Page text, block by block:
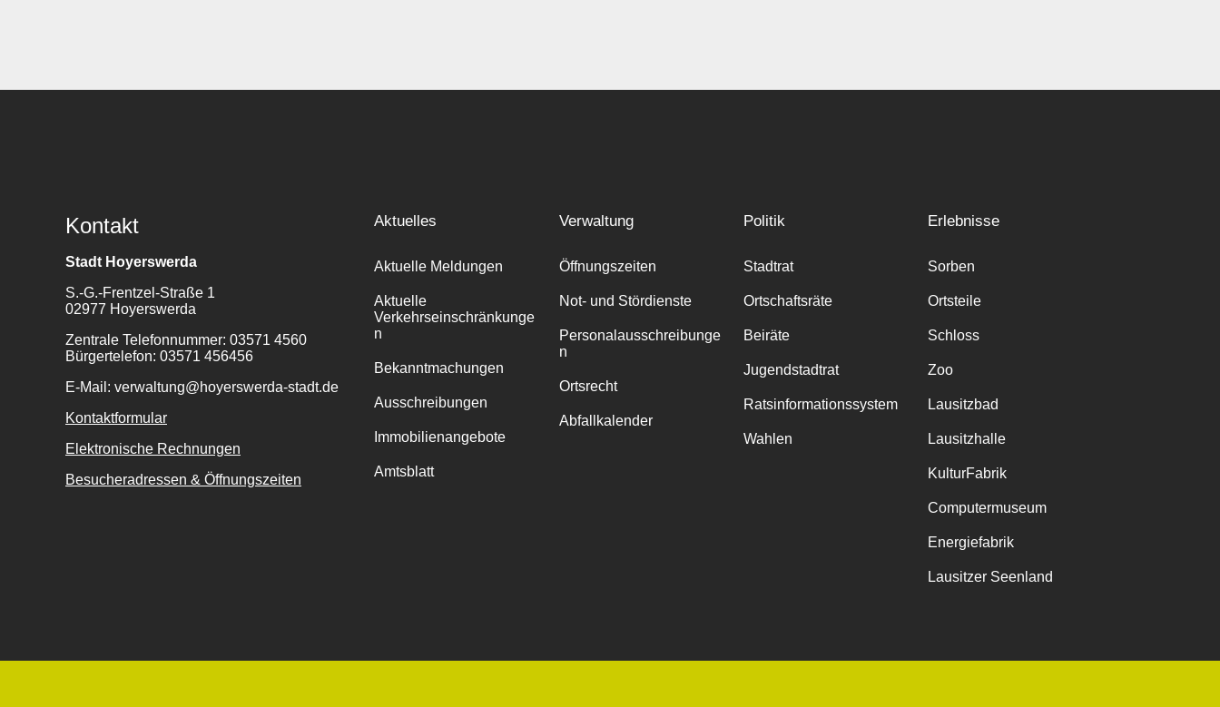
Kontakt
Stadt Hoyerswerda
S.-G.-Frentzel-Straße 1
02977 Hoyerswerda
Zentrale Telefonnummer: 03571 4560
Bürgertelefon: 03571 456456
E-Mail: verwaltung@hoyerswerda-stadt.de
Kontaktformular
Elektronische Rechnungen
Besucheradressen & Öffnungszeiten
Aktuelles
Aktuelle Meldungen
Aktuelle
Verkehrseinschränkunge
n
Bekanntmachungen
Ausschreibungen
Immobilienangebote
Amtsblatt
Verwaltung
Öffnungszeiten
Not- und Stördienste
Personalausschreibunge
n
Ortsrecht
Abfallkalender
Politik
Stadtrat
Ortschaftsräte
Beiräte
Jugendstadtrat
Ratsinformationssystem
Wahlen
Erlebnisse
Sorben
Ortsteile
Schloss
Zoo
Lausitzbad
Lausitzhalle
KulturFabrik
Computermuseum
Energiefabrik
Lausitzer Seenland